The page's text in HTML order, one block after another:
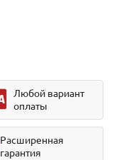
Любой вариант
оплаты
Расширенная
гарантия